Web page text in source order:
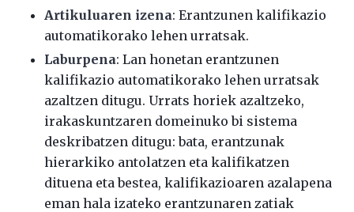
Artikuluaren izena: Erantzunen kalifikazio
automatikorako lehen urratsak.
Laburpena: Lan honetan erantzunen
kalifikazio automatikorako lehen urratsak
azaltzen ditugu. Urrats horiek azaltzeko,
irakaskuntzaren domeinuko bi sistema
deskribatzen ditugu: bata, erantzunak
hierarkiko antolatzen eta kalifikatzen
dituena eta bestea, kalifikazioaren azalapena
eman hala izateko erantzunaren zatiak